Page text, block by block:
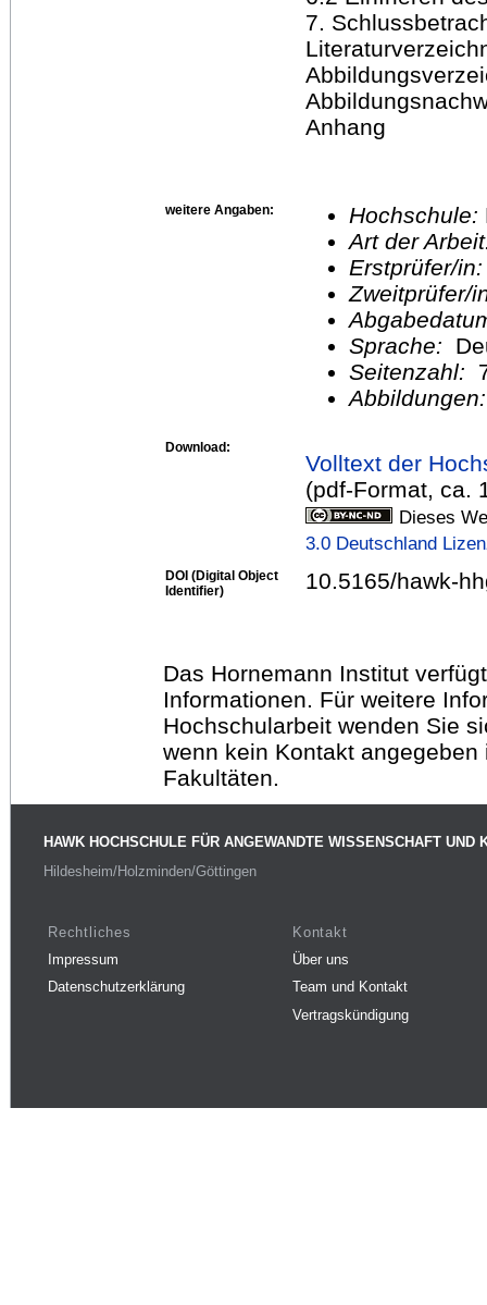
7.
Anhang
weitere Angaben: Hochschule:
Art der
Erstprüfer/
Sprache:
Seitenzahl:
Download:
Volltext der
(pdf-Format, ca.
Dieses
3.0 Deutschland
DOI (Digital Object
Identifier)
10.5165/hawk-
Das Hornemann Institut
Informationen. Für weitere
Hochschularbeit wenden Sie
wenn kein Kontakt
Fakultäten.
HAWK HOCHSCHULE FÜR ANGEWANDTE WISSENSCHAFT UND
Hildesheim/Holzminden/Göttingen
Rechtliches
Impressum
Datenschutzerklärung
Kontakt
Über uns
Team und Kontakt
Vertragskündigung